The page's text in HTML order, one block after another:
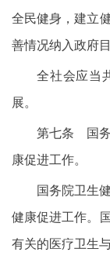
全民健身，建立
善情况纳入政府
全社会应当
展。
第七条 国务
康促进工作。
国务院卫生
健康促进工作。
有关的医疗卫生